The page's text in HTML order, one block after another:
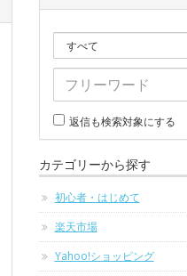
返信も検索対象にする
カテゴリーから探す
初心者・はじめて
楽天市場
Yahoo!ショッピング